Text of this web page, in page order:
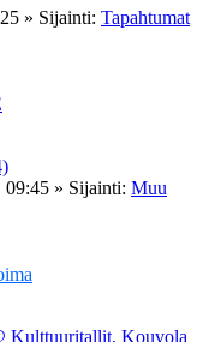
» Sijainti: Tapahtumat
09:45 » Sijainti: Muu
Kulttuuritallit, Kouvola